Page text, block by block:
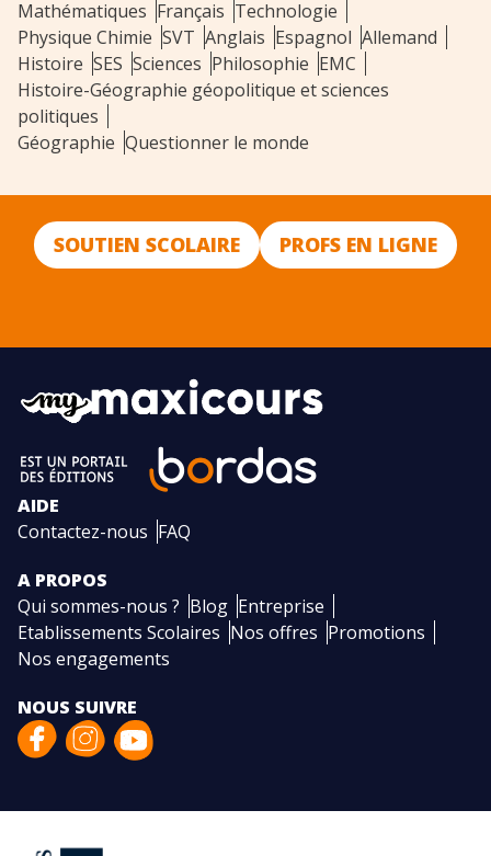
Mathématiques Français Technologie
Physique Chimie SVT Anglais Espagnol Allemand
Histoire SES Sciences Philosophie EMC
Histoire-Géographie géopolitique et sciences
politiques
Géographie Questionner le monde
SOUTIEN SCOLAIRE PROFS EN LIGNE
AIDE
Contactez-nous FAQ
A PROPOS
Qui sommes-nous ? Blog Entreprise
Etablissements Scolaires Nos offres Promotions
Nos engagements
NOUS SUIVRE